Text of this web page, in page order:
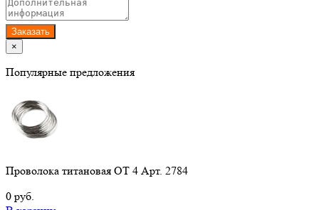
Заказать
×
Популярные предложения
Проволока титановая ОТ 4 Арт. 2784
0 руб.